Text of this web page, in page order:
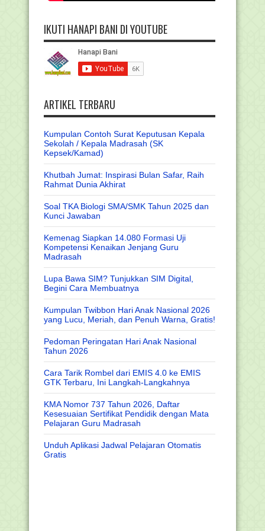
IKUTI HANAPI BANI DI YOUTUBE
ARTIKEL TERBARU
Kumpulan Contoh Surat Keputusan Kepala
Sekolah / Kepala Madrasah (SK
Kepsek/Kamad)
Khutbah Jumat: Inspirasi Bulan Safar, Raih
Rahmat Dunia Akhirat
Soal TKA Biologi SMA/SMK Tahun 2025 dan
Kunci Jawaban
Kemenag Siapkan 14.080 Formasi Uji
Kompetensi Kenaikan Jenjang Guru
Madrasah
Lupa Bawa SIM? Tunjukkan SIM Digital,
Begini Cara Membuatnya
Kumpulan Twibbon Hari Anak Nasional 2026
yang Lucu, Meriah, dan Penuh Warna, Gratis!
Pedoman Peringatan Hari Anak Nasional
Tahun 2026
Cara Tarik Rombel dari EMIS 4.0 ke EMIS
GTK Terbaru, Ini Langkah-Langkahnya
KMA Nomor 737 Tahun 2026, Daftar
Kesesuaian Sertifikat Pendidik dengan Mata
Pelajaran Guru Madrasah
Unduh Aplikasi Jadwal Pelajaran Otomatis
Gratis